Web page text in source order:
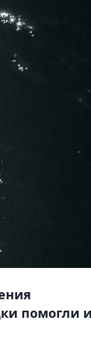
помогли